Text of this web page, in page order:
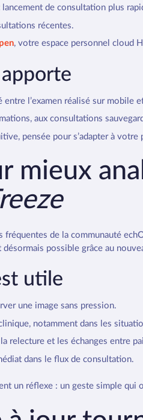
de consultation plus
récentes.
, votre espace personnel cloud
l’examen réalisé sur mobile
aux consultations
pensée pour s’adapter à votre
mieux
fréquentes de la communauté
désormais possible grâce au
utile
une image sans pression.
notamment dans les
relecture et les échanges entre
dans le flux de consultation.
un réflexe : un geste simple qui